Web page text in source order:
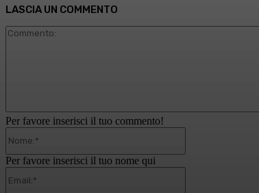
LASCIA UN COMMENTO
Per favore inserisci il tuo commento!
Per favore inserisci il tuo nome qui